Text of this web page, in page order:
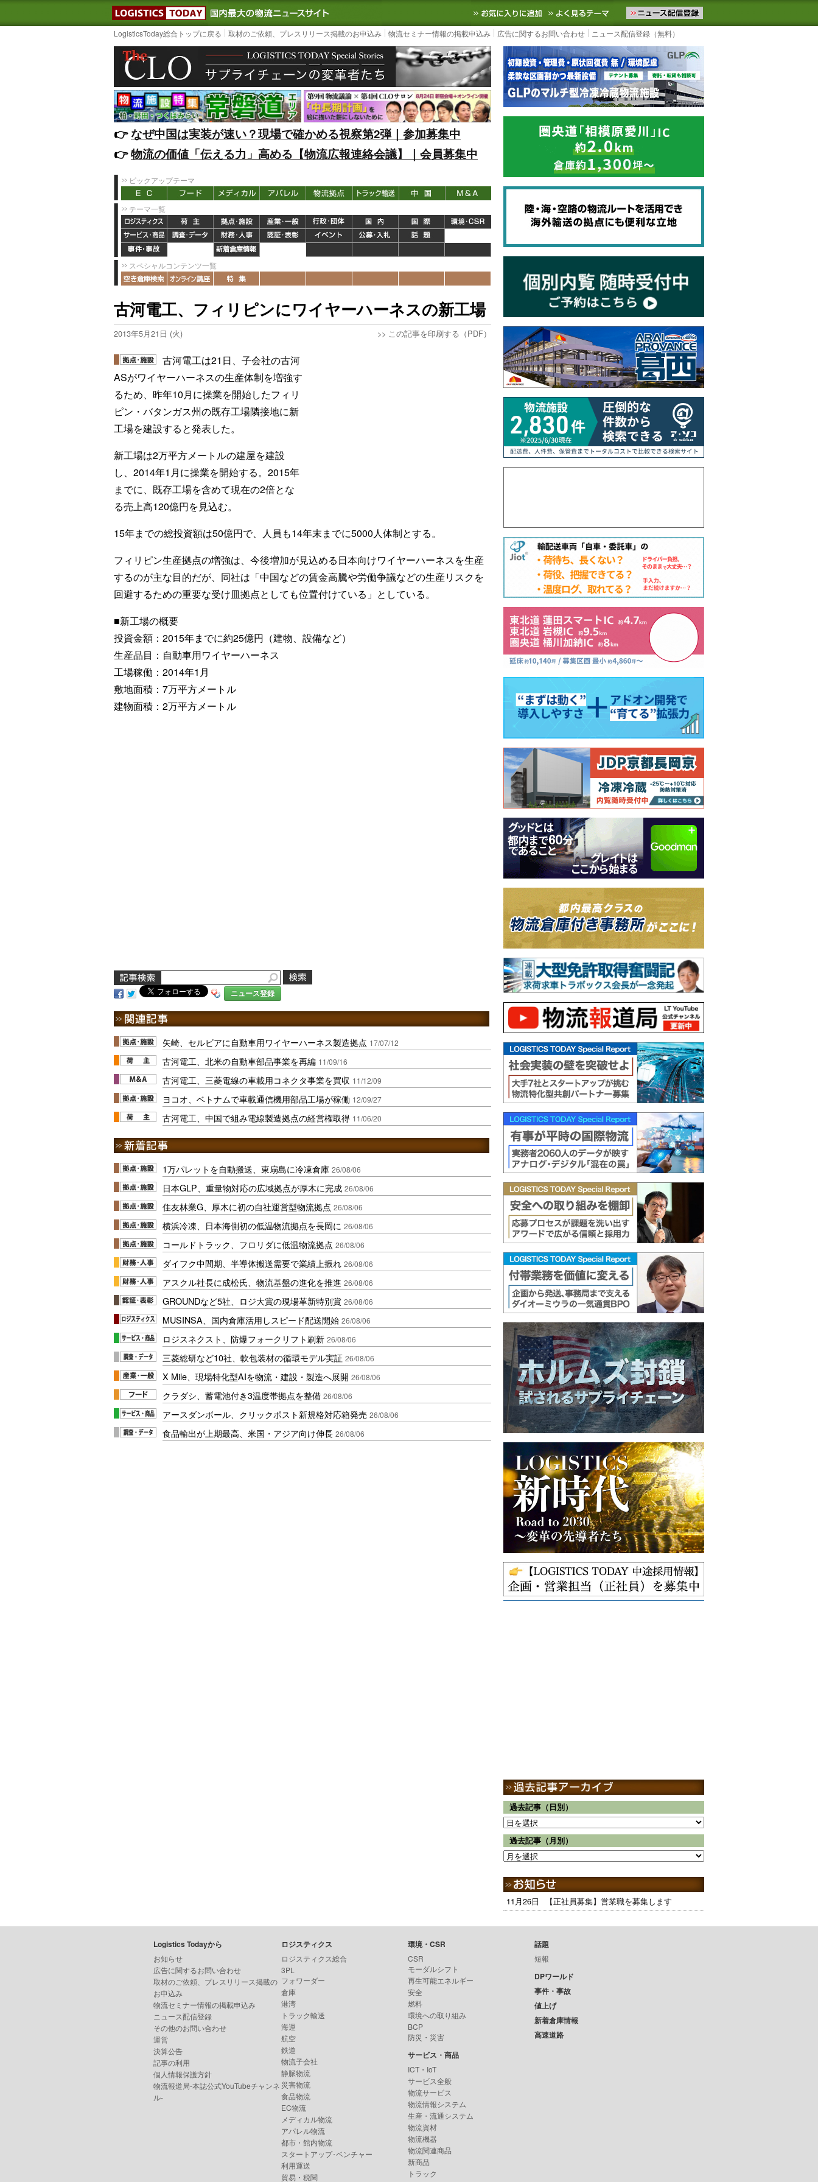
LOGISTICS TODAY｜国内最大の物流ニュースサイト3PL, SCMなど国内外の最新の物流ニュースをお届けします。物流ニュースメール配信を登録す
お気に入りに追加 よく見るテーマ
LogisticsToday総合トップに戻る 取材のご依頼、プレスリリース掲載のお申込み 物流セミナー情報の掲載申込み 広告に関するお問い合わせ ニュース配信登録（無料）
👉️なぜ中国は実装が速い？現場で確かめる視察第2弾｜参加募集中
👉️物流の価値「伝える力」高める【物流広報連絡会議】｜会員募集中
ピックアップテーマ
テーマ一覧
スペシャルコンテンツ一覧
古河電工、フィリピンにワイヤーハーネスの新工場
2013年5月21日 (火) >> この記事を印刷する（PDF）
古河電工は21日、子会社の古河
ASがワイヤーハーネスの生産体制を増強す
るため、昨年10月に操業を開始したフィリ
ピン・バタンガス州の既存工場隣接地に新
工場を建設すると発表した。
新工場は2万平方メートルの建屋を建設
し、2014年1月に操業を開始する。2015年
までに、既存工場を含めて現在の2倍とな
る売上高120億円を見込む。
15年までの総投資額は50億円で、人員も14年末までに5000人体制とする。
フィリピン生産拠点の増強は、今後増加が見込める日本向けワイヤーハーネスを生産
するのが主な目的だが、同社は「中国などの賃金高騰や労働争議などの生産リスクを
回避するための重要な受け皿拠点としても位置付けている」としている。
■新工場の概要
投資金額：2015年までに約25億円（建物、設備など）
生産品目：自動車用ワイヤーハーネス
工場稼働：2014年1月
敷地面積：7万平方メートル
建物面積：2万平方メートル
ニュース登録
矢崎、セルビアに自動車用ワイヤーハーネス製造拠点 17/07/12
古河電工、北米の自動車部品事業を再編 11/09/16
古河電工、三菱電線の車載用コネクタ事業を買収 11/12/09
ヨコオ、ベトナムで車載通信機用部品工場が稼働 12/09/27
古河電工、中国で組み電線製造拠点の経営権取得 11/06/20
1万パレットを自動搬送、東扇島に冷凍倉庫 26/08/06
日本GLP、重量物対応の広域拠点が厚木に完成 26/08/06
住友林業G、厚木に初の自社運営型物流拠点 26/08/06
横浜冷凍、日本海側初の低温物流拠点を長岡に 26/08/06
コールドトラック、フロリダに低温物流拠点 26/08/06
ダイフク中間期、半導体搬送需要で業績上振れ 26/08/06
アスクル社長に成松氏、物流基盤の進化を推進 26/08/06
GROUNDなど5社、ロジ大賞の現場革新特別賞 26/08/06
MUSINSA、国内倉庫活用しスピード配送開始 26/08/06
ロジスネクスト、防爆フォークリフト刷新 26/08/06
三菱総研など10社、軟包装材の循環モデル実証 26/08/06
X Mile、現場特化型AIを物流・建設・製造へ展開 26/08/06
クラダシ、蓄電池付き3温度帯拠点を整備 26/08/06
アースダンボール、クリックポスト新規格対応箱発売 26/08/06
食品輸出が上期最高、米国・アジア向け伸長 26/08/06
過去記事（日別）
過去記事（月別）
11月26日 【正社員募集】営業職を募集します
Logistics Todayから
お知らせ
広告に関するお問い合わせ
取材のご依頼、プレスリリース掲載の
お申込み
物流セミナー情報の掲載申込み
ニュース配信登録
その他のお問い合わせ
運営
決算公告
記事の利用
個人情報保護方針
物流報道局-本誌公式YouTubeチャンネ
ル-
ロジスティクス
ロジスティクス総合
3PL
フォワーダー
倉庫
港湾
トラック輸送
海運
航空
鉄道
物流子会社
静脈物流
災害物流
食品物流
EC物流
メディカル物流
アパレル物流
都市・館内物流
スタートアップ･ベンチャー
利用運送
貿易・税関
環境・CSR
CSR
モーダルシフト
再生可能エネルギー
安全
燃料
環境への取り組み
BCP
防災・災害
サービス・商品
ICT・IoT
サービス全般
物流サービス
物流情報システム
生産・流通システム
物流資材
物流機器
物流関連商品
新商品
トラック
話題
短報
DPワールド
事件・事故
値上げ
新着倉庫情報
高速道路